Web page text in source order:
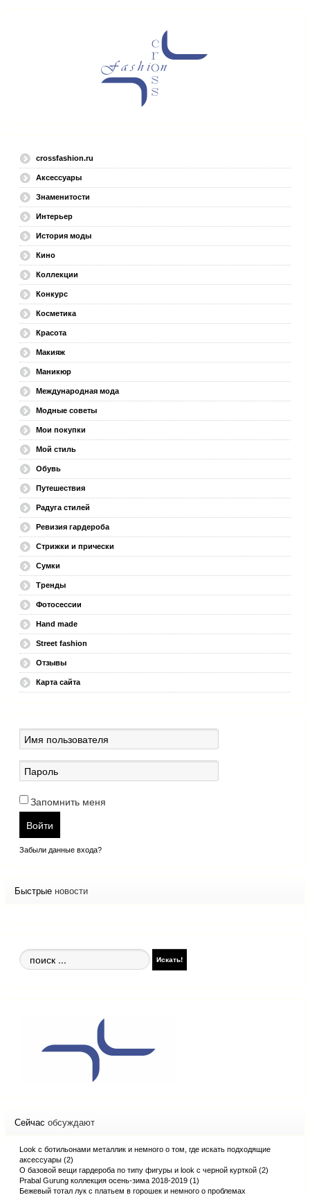
crossfashion.ru
Аксессуары
Знаменитости
Интерьер
История моды
Кино
Коллекции
Конкурс
Косметика
Красота
Макияж
Маникюр
Международная мода
Модные советы
Мои покупки
Мой стиль
Обувь
Путешествия
Радуга стилей
Ревизия гардероба
Стрижки и прически
Сумки
Тренды
Фотосессии
Hand made
Street fashion
Отзывы
Карта сайта
Запомнить меня
Войти
Забыли данные входа?
Быстрые новости
Поиск
по
Искать!
Сейчас обсуждают
Look с ботильонами металлик и немного о том, где искать подходящие
аксессуары (2)
О базовой вещи гардероба по типу фигуры и look с черной курткой (2)
Prabal Gurung коллекция осень-зима 2018-2019 (1)
Бежевый тотал лук с платьем в горошек и немного о проблемах